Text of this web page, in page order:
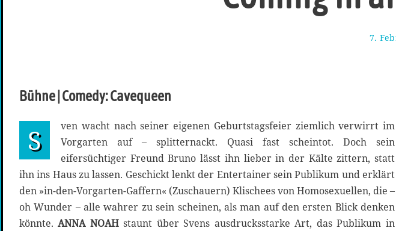
7.
Bühne | Comedy: Cavequeen
S
ven wacht nach seiner eigenen Geburtstagsfeier ziemlich verwirrt im
Vorgarten auf – splitternackt. Quasi fast scheintot. Doch sein
eifersüchtiger Freund Bruno lässt ihn lieber in der Kälte zittern, statt
ihn ins Haus zu lassen. Geschickt lenkt der Entertainer sein Publikum und erklärt
den »in-den-Vorgarten-Gaffern« (Zuschauern) Klischees von Homosexuellen, die –
oh Wunder – alle wahrer zu sein scheinen, als man auf den ersten Blick denken
könnte. ANNA NOAH staunt über Svens ausdrucksstarke Art, das Publikum in